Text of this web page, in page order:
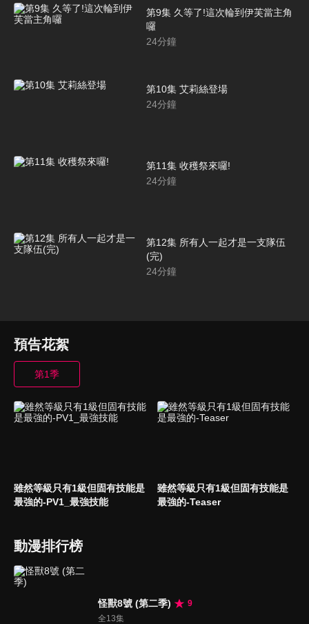
第9集 久等了!這次輪到伊芙當主角
囉
24分鐘
第10集 艾莉絲登場
24分鐘
第11集 收穫祭來囉!
24分鐘
第12集 所有人一起才是一支隊伍
(完)
24分鐘
預告花絮
第1季
雖然等級只有1級但固有技能是
最強的-PV1_最強技能
雖然等級只有1級但固有技能是
最強的-Teaser
動漫排行榜
怪獸8號 (第二季)
9
全13集